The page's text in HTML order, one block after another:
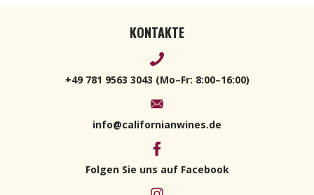
KONTAKTE
+49 781 9563 3043 (Mo–Fr: 8:00–16:00)
info@californianwines.de
Folgen Sie uns auf Facebook